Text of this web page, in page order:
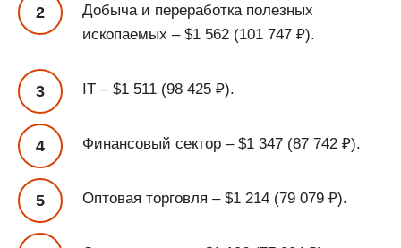
Добыча и переработка полезных
ископаемых – $1 562 (101 747 ₽).
IT – $1 511 (98 425 ₽).
Финансовый сектор – $1 347 (87 742 ₽).
Оптовая торговля – $1 214 (79 079 ₽).